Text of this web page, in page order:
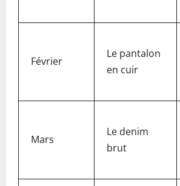
Février
Le pantalon
en cuir
Mars
Le denim
brut